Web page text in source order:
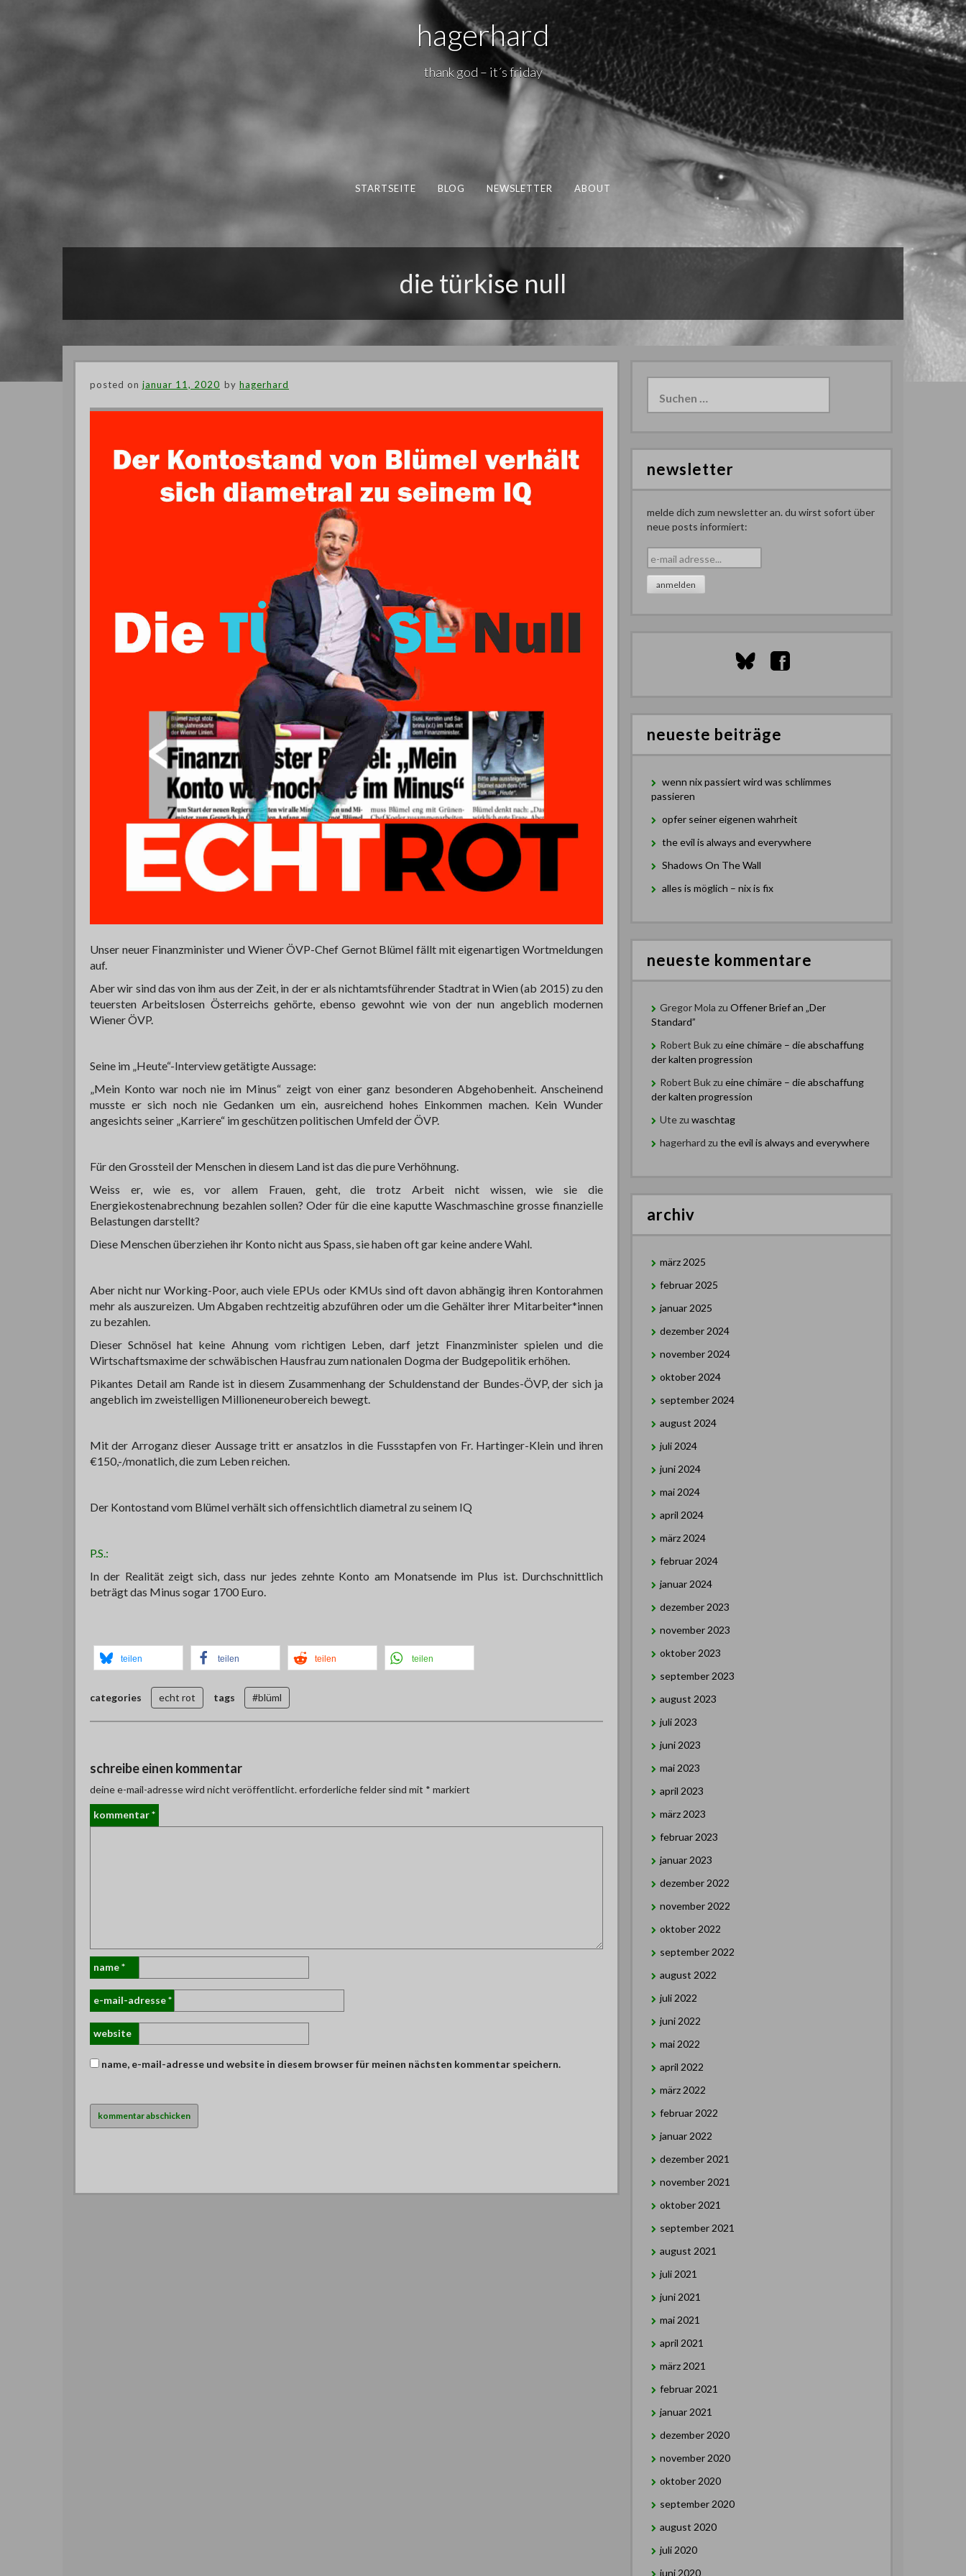
hagerhard
thank god – it´s friday
STARTSEITE BLOG NEWSLETTER ABOUT
die türkise null
posted on januar 11, 2020 by hagerhard
Unser neuer Finanzminister und Wiener ÖVP-Chef Gernot Blümel fällt mit eigenartigen Wortmeldungen
auf.
Aber wir sind das von ihm aus der Zeit, in der er als nichtamtsführender Stadtrat in Wien (ab 2015) zu den
teuersten Arbeitslosen Österreichs gehörte, ebenso gewohnt wie von der nun angeblich modernen
Wiener ÖVP.
Seine im „Heute“-Interview getätigte Aussage:
„Mein Konto war noch nie im Minus“ zeigt von einer ganz besonderen Abgehobenheit. Anscheinend
musste er sich noch nie Gedanken um ein, ausreichend hohes Einkommen machen. Kein Wunder
angesichts seiner „Karriere“ im geschützen politischen Umfeld der ÖVP.
Für den Grossteil der Menschen in diesem Land ist das die pure Verhöhnung.
Weiss er, wie es, vor allem Frauen, geht, die trotz Arbeit nicht wissen, wie sie die
Energiekostenabrechnung bezahlen sollen? Oder für die eine kaputte Waschmaschine grosse finanzielle
Belastungen darstellt?
Diese Menschen überziehen ihr Konto nicht aus Spass, sie haben oft gar keine andere Wahl.
Aber nicht nur Working-Poor, auch viele EPUs oder KMUs sind oft davon abhängig ihren Kontorahmen
mehr als auszureizen. Um Abgaben rechtzeitig abzuführen oder um die Gehälter ihrer Mitarbeiter*innen
zu bezahlen.
Dieser Schnösel hat keine Ahnung vom richtigen Leben, darf jetzt Finanzminister spielen und die
Wirtschaftsmaxime der schwäbischen Hausfrau zum nationalen Dogma der Budgepolitik erhöhen.
Pikantes Detail am Rande ist in diesem Zusammenhang der Schuldenstand der Bundes-ÖVP, der sich ja
angeblich im zweistelligen Millioneneurobereich bewegt.
Mit der Arroganz dieser Aussage tritt er ansatzlos in die Fussstapfen von Fr. Hartinger-Klein und ihren
€150,-/monatlich, die zum Leben reichen.
Der Kontostand vom Blümel verhält sich offensichtlich diametral zu seinem IQ
P.S.:
In der Realität zeigt sich, dass nur jedes zehnte Konto am Monatsende im Plus ist. Durchschnittlich
beträgt das Minus sogar 1700 Euro.
teilen teilen teilen teilen
categories echt rot tags #blüml
schreibe einen kommentar
deine e-mail-adresse wird nicht veröffentlicht.erforderliche felder sind mit * markiert
kommentar*
name*
e-mail-adresse*
website
name, e-mail-adresse und website in diesem browser für meinen nächsten kommentar speichern.
newsletter
melde dich zum newsletter an. du wirst sofort über
neue posts informiert:
neueste beiträge
wenn nix passiert wird was schlimmes
passieren
opfer seiner eigenen wahrheit
the evil is always and everywhere
Shadows On The Wall
alles is möglich – nix is fix
neueste kommentare
Gregor Mola zu Offener Brief an „Der
Standard”
Robert Bukzu eine chimäre – die abschaffung
der kalten progression
Robert Bukzu eine chimäre – die abschaffung
der kalten progression
Utezu waschtag
hagerhard zu the evil is always and everywhere
archiv
märz 2025
februar 2025
januar 2025
dezember 2024
november 2024
oktober 2024
september 2024
august 2024
juli 2024
juni 2024
mai 2024
april 2024
märz 2024
februar 2024
januar 2024
dezember 2023
november 2023
oktober 2023
september 2023
august 2023
juli 2023
juni 2023
mai 2023
april 2023
märz 2023
februar 2023
januar 2023
dezember 2022
november 2022
oktober 2022
september 2022
august 2022
juli 2022
juni 2022
mai 2022
april 2022
märz 2022
februar 2022
januar 2022
dezember 2021
november 2021
oktober 2021
september 2021
august 2021
juli 2021
juni 2021
mai 2021
april 2021
märz 2021
februar 2021
januar 2021
dezember 2020
november 2020
oktober 2020
september 2020
august 2020
juli 2020
juni 2020